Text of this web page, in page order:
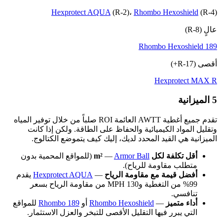
Hexprotect AQUA (R-2)، Rhombo Hexoshield (R-4)
عالٍ (R-8)
Rhombo Hexoshield 189
أقصى (R-17+)
Hexprotect MAX R
5 الميزانية
تقدم جميع أغطية AWTT العائمة ROI صلباً من خلال توفير المياه
وتقليل المواد الكيميائية والحفاظ على الطاقة. ولكن إذا كانت
الميزانية هي القيد المحدد لديك، إليك كيف يتموضع الكتالوج.
أقل تكلفة لكل m² — Armor Ball
(للمواقع المحمية بدون
متطلب مقاومة للرياح).
أفضل قيمة مع مقاومة الرياح —
Hexprotect AQUA يقدم
99% من التغطية و130 MPH من مقاومة الرياح بسعر
تنافسي.
أداء متميز —
Rhombo Hexoshield أو Rhombo 189 للمواقع
التي يبرر فيها التقليل الأقصى للتبخر والعزل الاستثمار.